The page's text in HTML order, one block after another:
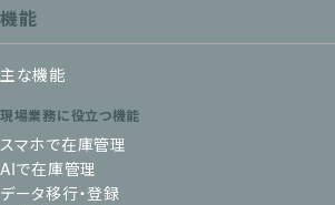
機能
主な機能
現場業務に役立つ機能
スマホで在庫管理
AIで在庫管理
データ移行・登録